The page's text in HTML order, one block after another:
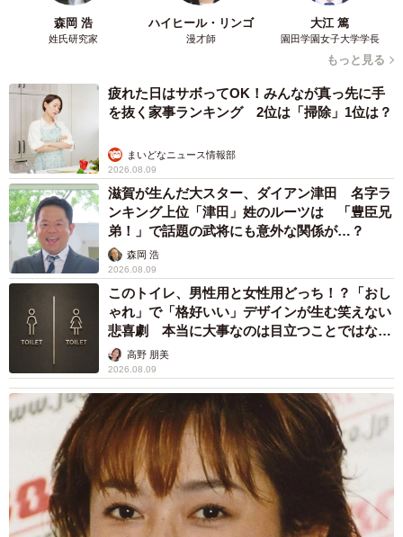
7/19
新幹線のホームとは思えない雰囲気（博多南駅にて）
8/19
森岡 浩
姓氏研究家
ハイヒール・リンゴ
漫才師
大江 篤
園田学園女子大学学長
もっと見る
疲れた日はサボってOK！みんなが真っ先に手
を抜く家事ランキング 2位は「掃除」1位は？
まいどなニュース情報部
2026.08.09
滋賀が生んだ大スター、ダイアン津田 名字ラ
ンキング上位「津田」姓のルーツは 「豊臣兄
弟！」で話題の武将にも意外な関係が…？
森岡 浩
2026.08.09
このトイレ、男性用と女性用どっち！？「おし
ゃれ」で「格好いい」デザインが生む笑えない
悲喜劇 本当に大事なのは目立つことではな
く…高野 朋美
2026.08.09